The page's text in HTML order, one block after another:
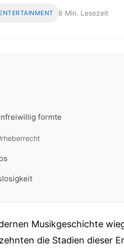
ENTERTAINMENT 8 Min. Lesezeit
formte
Musikgeschichte
die Stadien dieser